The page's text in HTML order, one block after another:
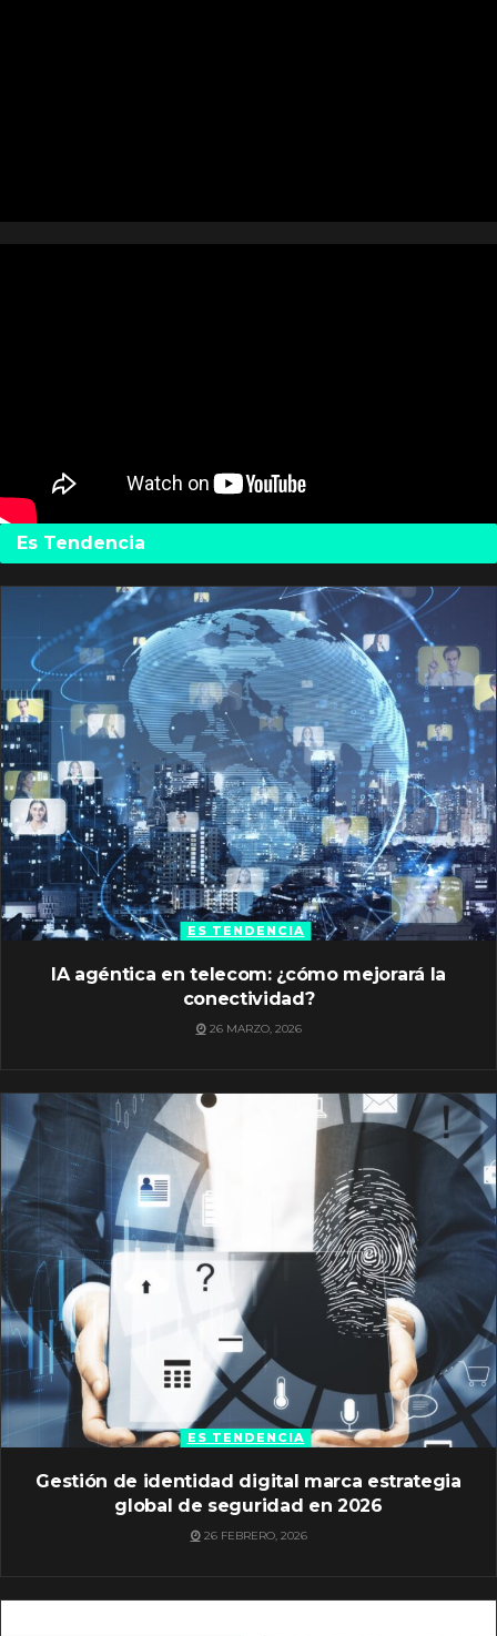
Es Tendencia
ES TENDENCIA
IA agéntica en telecom: ¿cómo mejorará la
conectividad?
26 MARZO, 2026
ES TENDENCIA
Gestión de identidad digital marca estrategia
global de seguridad en 2026
26 FEBRERO, 2026